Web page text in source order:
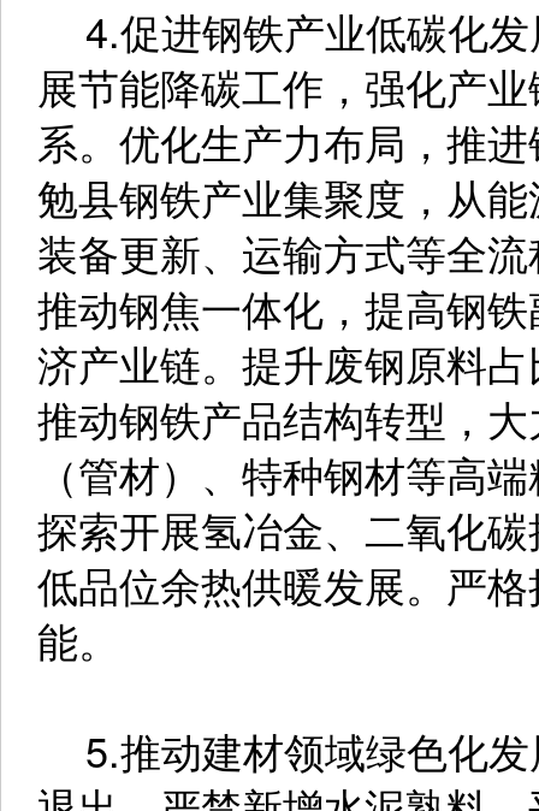
4.促进钢铁产业低碳化
展节能降碳工作，强化产
系。优化生产力布局，推
勉县钢铁产业集聚度，从
装备更新、运输方式等全
推动钢焦一体化，提高钢
济产业链。提升废钢原料
推动钢铁产品结构转型，
（管材）、特种钢材等高
探索开展氢冶金、二氧化
低品位余热供暖发展。严
能。
5.推动建材领域绿色化